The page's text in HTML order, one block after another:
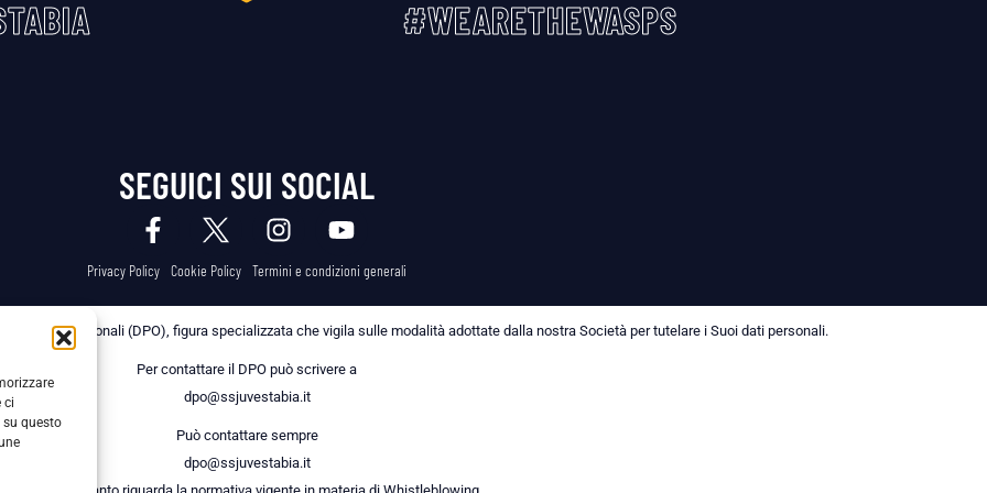
ci
questo
#WEARETHEWASPS
SEGUICI SUI SOCIAL
Privacy Policy Cookie Policy Termini e condizioni generali
dei Dati Personali (DPO), figura specializzata che vigila sulle modalità adottate dalla nostra Società per tutelare i Suoi dati personali.
Per contattare il DPO può scrivere a
dpo@ssjuvestabia.it
Può contattare sempre
dpo@ssjuvestabia.it